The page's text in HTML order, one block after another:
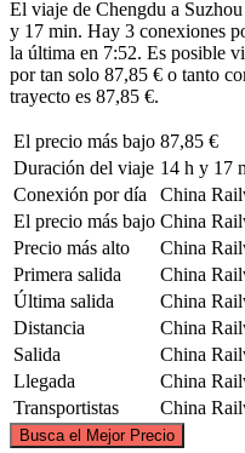
El viaje de Chengdu a
y 17 min. Hay 3 conexiones
la última en 7:52. Es posible
por tan solo 87,85 € o tanto
trayecto es 87,85 €.
El precio más bajo 87,85 €
Duración del viaje 14 h y 17
Conexión por día
China
El precio más bajo China
Precio más alto
China
Primera salida
China
Última salida
China
Distancia
China
Salida
China
Llegada
China
Transportistas
China
Busca el Mejor Precio